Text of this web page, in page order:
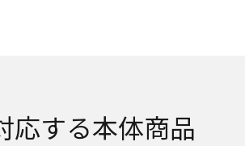
応する本体商品